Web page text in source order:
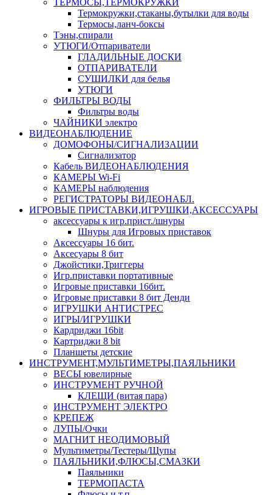
ТЕРМОСЫ,ТЕРМОКРУЖКИ
Термокружки,стаканы,бутылки для воды
Термосы,ланч-боксы
Тэны,спирали
УТЮГИ/Отпариватели
ГЛАДИЛЬНЫЕ ДОСКИ
ОТПАРИВАТЕЛИ
СУШИЛКИ для белья
УТЮГИ
ФИЛЬТРЫ ВОДЫ
Фильтры воды
ЧАЙНИКИ электро
ВИДЕОНАБЛЮДЕНИЕ
ДОМОФОНЫ/СИГНАЛИЗАЦИИ
Сигнализатор
Кабель ВИДЕОНАБЛЮДЕНИЯ
КАМЕРЫ Wi-Fi
КАМЕРЫ наблюдения
РЕГИСТРАТОРЫ ВИДЕОНАБЛ.
ИГРОВЫЕ ПРИСТАВКИ,ИГРУШКИ,АКСЕССУАРЫ
аксесcуары к игр.прист./шнуры
Шнуры для Игровых приставок
Аксессуары 16 бит.
Аксесуары 8 бит
Джойстики,Триггеры
Игр.приставки портативные
Игровые приставки 16бит.
Игровые приставки 8 бит Денди
ИГРУШКИ АНТИСТРЕС
ИГРЫ/ИГРУШКИ
Кардриджи 16bit
Картриджи 8 bit
Планшеты детские
ИНСТРУМЕНТ,МУЛЬТИМЕТРЫ,ПАЯЛЬНИКИ
ВЕСЫ ювелирные
ИНСТРУМЕНТ РУЧНОЙ
КЛЕЩИ (витая пара)
ИНСТРУМЕНТ ЭЛЕКТРО
КРЕПЕЖ
ЛУПЫ/Очки
МАГНИТ НЕОДИМОВЫЙ
Мультиметры/Тестеры/Щупы
ПАЯЛЬНИКИ,ФЛЮСЫ,СМАЗКИ
Паяльники
ТЕРМОПАСТА